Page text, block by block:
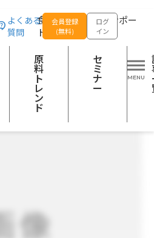
食品の企画開発をサポー
トする
よくある
質問
会員登録
(無料)
ログ
イン
原
料
ト
レ
ン
ド
セ
ミ
ナ
ー
【フルーツピューレ】ブルーベリーピューレ